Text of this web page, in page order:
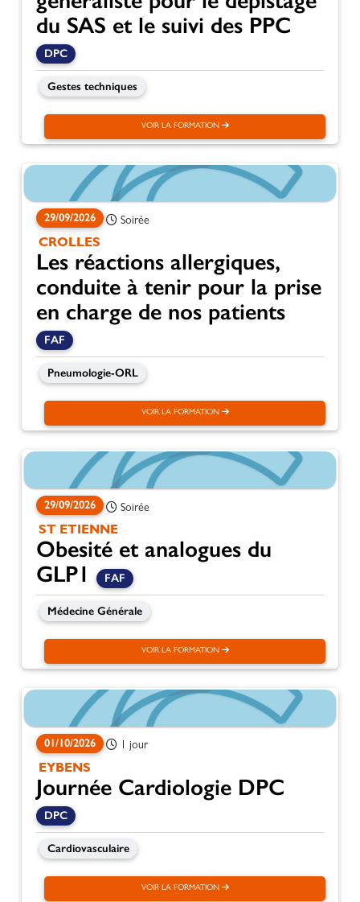
du SAS et le suivi des PPC
DPC
Gestes techniques
VOIR LA FORMATION
29/09/2026 Soirée
CROLLES
Les réactions allergiques,
conduite à tenir pour la prise
en charge de nos patients
FAF
Pneumologie-ORL
VOIR LA FORMATION
29/09/2026 Soirée
ST ETIENNE
Obesité et analogues du
GLP1
FAF
Médecine Générale
VOIR LA FORMATION
01/10/2026 1 jour
EYBENS
Journée Cardiologie DPC
DPC
Cardiovasculaire
VOIR LA FORMATION